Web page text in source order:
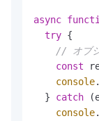
async
try {
// オブジ
const
console.
  }
catch
console.